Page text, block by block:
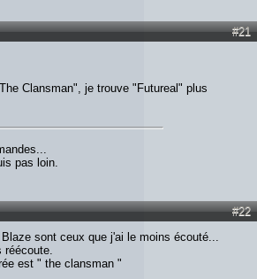
#21
Clansman", je trouve "Futureal" plus
pas loin.
#22
sont ceux que j'ai le moins écouté...
est " the clansman "